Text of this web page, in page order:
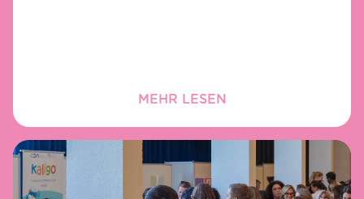
MEHR LESEN